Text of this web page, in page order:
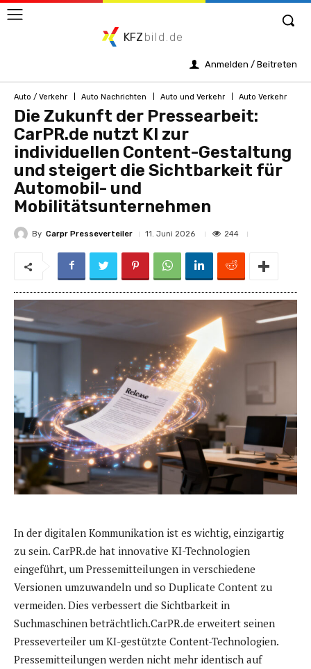
KFZ bild.de
Anmelden / Beitreten
Auto / Verkehr Auto Nachrichten Auto und Verkehr Auto Verkehr
Die Zukunft der Pressearbeit:
CarPR.de nutzt KI zur
individuellen Content-Gestaltung
und steigert die Sichtbarkeit für
Automobil- und
Mobilitätsunternehmen
By Carpr Presseverteiler 11. Juni 2026 244
In der digitalen Kommunikation ist es wichtig, einzigartig
zu sein. CarPR.de hat innovative KI-Technologien
eingeführt, um Pressemitteilungen in verschiedene
Versionen umzuwandeln und so Duplicate Content zu
vermeiden. Dies verbessert die Sichtbarkeit in
Suchmaschinen beträchtlich.CarPR.de erweitert seinen
Presseverteiler um KI-gestützte Content-Technologien.
Pressemitteilungen werden nicht mehr identisch auf